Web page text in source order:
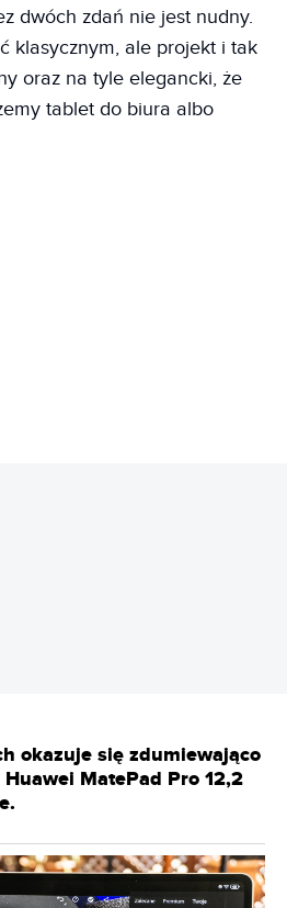
dwóch zdań nie jest nudny.
klasycznym, ale projekt i tak
oraz na tyle elegancki, że
tablet do biura albo
okazuje się zdumiewająco
MatePad Pro 12,2